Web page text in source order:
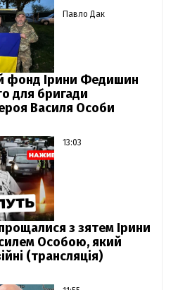
Павло Дак
фонд Ірини Федишин
для бригади
Василя Особи
13:03
з зятем Ірини
Особою, який
(трансляція)